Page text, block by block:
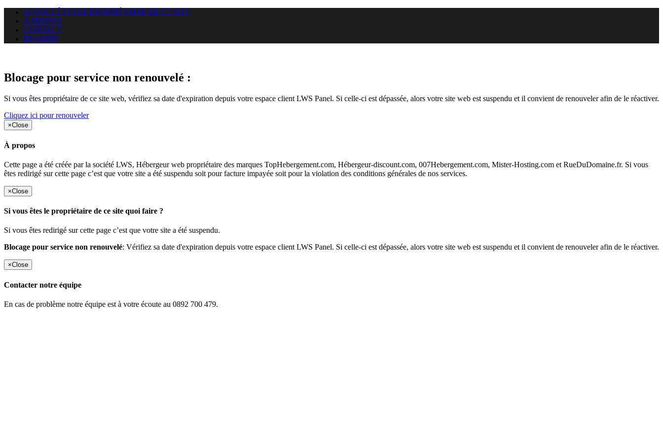
SI VOUS ÊTES LE PROPRIÉTAIRE DE CE SITE
A PROPOS
CONTACT
ENGLISH
Blocage pour service non renouvelé :
Si vous êtes propriétaire de ce site web, vérifiez sa date d'expiration depuis votre espace client LWS Panel. Si celle-ci est dépassée, alors votre site web est suspendu et il convient de renouveler afin de le réactiver.
Cliquez ici pour renouveler
×Close
À propos
Cette page a été créée par la société LWS, Hébergeur web propriétaire des marques TopHebergement.com, Hébergeur-discount.com, 007Hebergement.com, Mister-Hosting.com et RueDuDomaine.fr. Si vous
êtes redirigé sur cette page c’est que votre site a été suspendu soit pour facture impayée soit pour la violation des conditions générales de nos services.
×Close
Si vous êtes le propriétaire de ce site quoi faire ?
Si vous êtes redirigé sur cette page c’est que votre site a été suspendu.
Blocage pour service non renouvelé: Vérifiez sa date d'expiration depuis votre espace client LWS Panel. Si celle-ci est dépassée, alors votre site web est suspendu et il convient de renouveler afin de le réactiver.
×Close
Contacter notre équipe
En cas de problème notre équipe est à votre écoute au 0892 700 479.